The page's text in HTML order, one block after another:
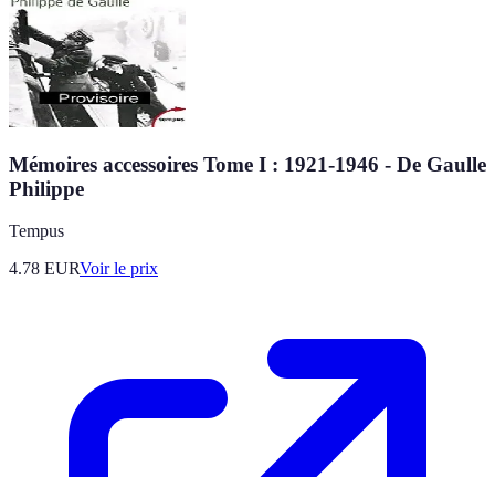
Mémoires accessoires Tome I : 1921-1946 - De Gaulle
Philippe
Tempus
4.78 EURVoir le prix